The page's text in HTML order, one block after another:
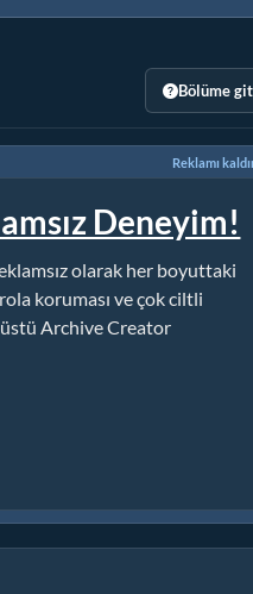
Bölüme git
Reklamı
Deneyim!
olarak her boyuttaki
koruması ve çok ciltli
Archive Creator